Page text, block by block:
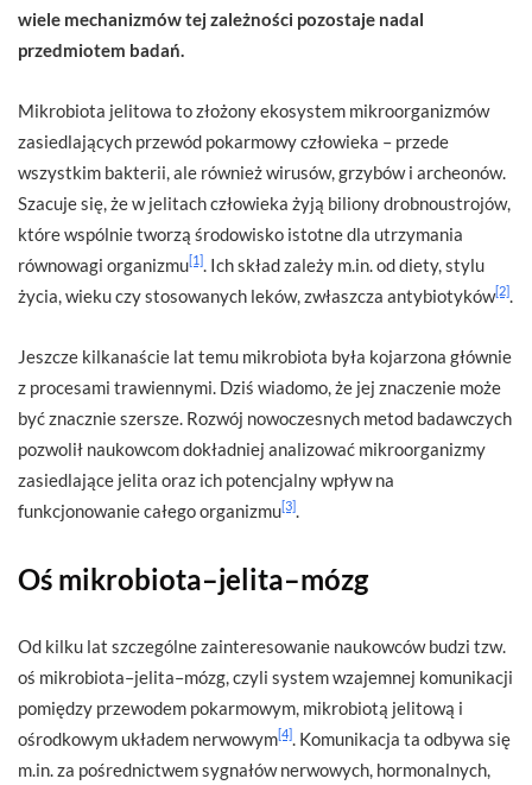
wiele mechanizmów tej zależności pozostaje nadal
przedmiotem badań.
Mikrobiota jelitowa to złożony ekosystem mikroorganizmów
zasiedlających przewód pokarmowy człowieka – przede
wszystkim bakterii, ale również wirusów, grzybów i archeonów.
Szacuje się, że w jelitach człowieka żyją biliony drobnoustrojów,
które wspólnie tworzą środowisko istotne dla utrzymania
równowagi organizmu[1] . Ich skład zależy m.in. od diety, stylu
życia, wieku czy stosowanych leków, zwłaszcza antybiotyków[2]
Jeszcze kilkanaście lat temu mikrobiota była kojarzona głównie
z procesami trawiennymi. Dziś wiadomo, że jej znaczenie może
być znacznie szersze. Rozwój nowoczesnych metod badawczych
pozwolił naukowcom dokładniej analizować mikroorganizmy
zasiedlające jelita oraz ich potencjalny wpływ na
funkcjonowanie całego organizmu[3]
Oś mikrobiota–jelita–mózg
Od kilku lat szczególne zainteresowanie naukowców budzi tzw.
oś mikrobiota–jelita–mózg, czyli system wzajemnej komunikacji
pomiędzy przewodem pokarmowym, mikrobiotą jelitową i
ośrodkowym układem nerwowym[4] . Komunikacja ta odbywa się
m.in. za pośrednictwem sygnałów nerwowych, hormonalnych,